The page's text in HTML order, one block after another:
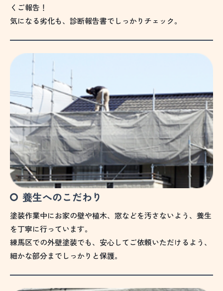
くご報告！
気になる劣化も、診断報告書でしっかりチェック。
養生へのこだわり
塗装作業中にお家の壁や植木、窓などを汚さないよう、養生
を丁寧に行っています。
練馬区での外壁塗装でも、安心してご依頼いただけるよう、
細かな部分までしっかりと保護。